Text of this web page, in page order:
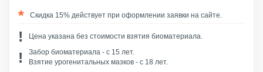
Скидка 15% действует при оформлении заявки на сайте.
Цена указана без стоимости взятия биоматериала.
Забор биоматериала - c 15 лет.
Взятие урогенитальных мазков - с 18 лет.